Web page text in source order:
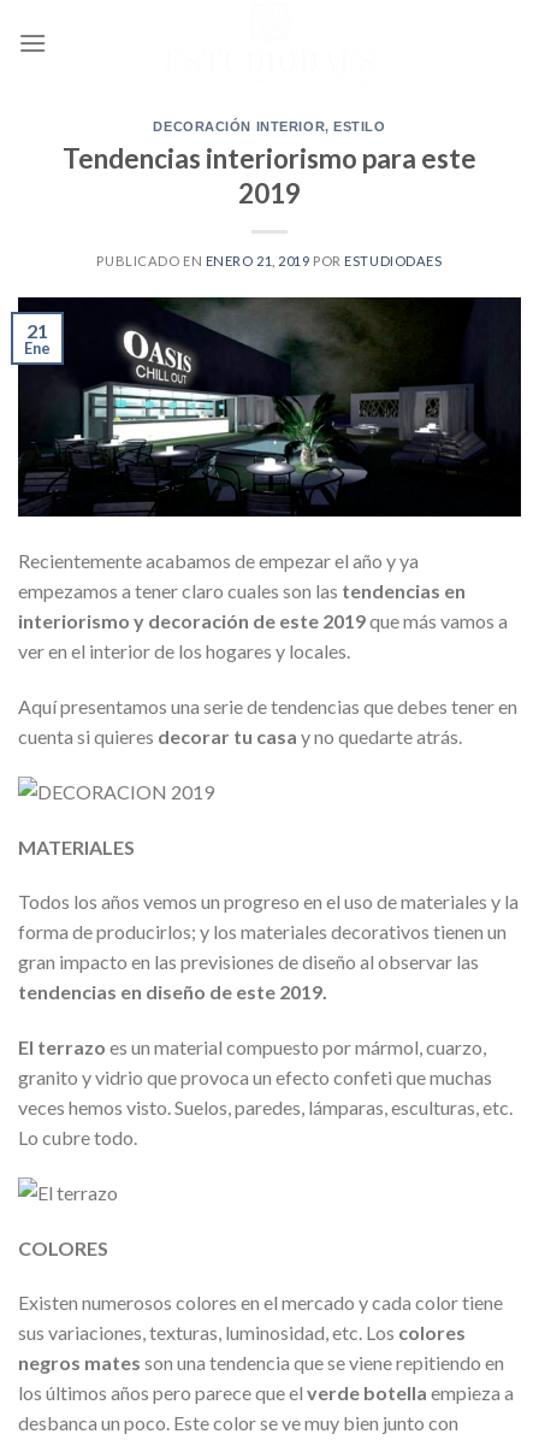
DECORACIÓN INTERIOR,ESTILO
Tendencias interiorismo para este
2019
PUBLICADO EN ENERO 21, 2019 POR ESTUDIODAES
21
Ene
Recientemente acabamos de empezar el año y ya
empezamos a tener claro cuales son las tendencias en
interiorismo y decoración de este 2019que más vamos a
ver en el interior de los hogares y locales.
Aquí presentamos una serie de tendencias que debes tener en
cuenta si quieres decorar tu casa y no quedarte atrás.
MATERIALES
Todos los años vemos un progreso en el uso de materiales y la
forma de producirlos; y los materiales decorativos tienen un
gran impacto en las previsiones de diseño al observar las
tendencias en diseño de este 2019.
El terrazo es un material compuesto por mármol, cuarzo,
granito y vidrio que provoca un efecto confeti que muchas
veces hemos visto. Suelos, paredes, lámparas, esculturas, etc.
Lo cubre todo.
COLORES
Existen numerosos colores en el mercado y cada color tiene
sus variaciones, texturas, luminosidad, etc. Los colores
negros mates son una tendencia que se viene repitiendo en
los últimos años pero parece que el verde botella empieza a
desbanca un poco. Este color se ve muy bien junto con